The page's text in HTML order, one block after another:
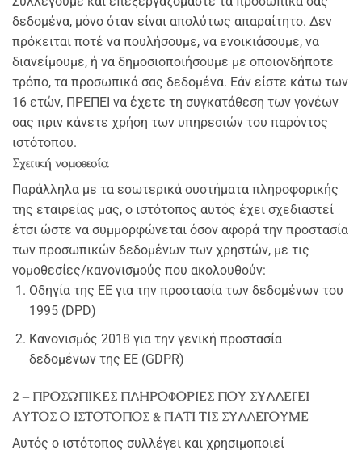
δεδομένα, μόνο όταν είναι απολύτως απαραίτητο. Δεν
πρόκειται ποτέ να πουλήσουμε, να ενοικιάσουμε, να
διανείμουμε, ή να δημοσιοποιήσουμε με οποιονδήποτε
τρόπο, τα προσωπικά σας δεδομένα. Εάν είστε κάτω των
16 ετών, ΠΡΕΠΕΙ να έχετε τη συγκατάθεση των γονέων
σας πριν κάνετε χρήση των υπηρεσιών του παρόντος
ιστότοπου.
Σχετική νομοθεσία
Παράλληλα με τα εσωτερικά συστήματα πληροφορικής
της εταιρείας μας, ο ιστότοπος αυτός έχει σχεδιαστεί
έτσι ώστε να συμμορφώνεται όσον αφορά την προστασία
των προσωπικών δεδομένων των χρηστών, με τις
νομοθεσίες/κανονισμούς που ακολουθούν:
Οδηγία της ΕΕ για την προστασία των δεδομένων του
1995 (DPD)
Κανονισμός 2018 για την γενική προστασία
δεδομένων της ΕΕ (GDPR)
2 – ΠΡΟΣΩΠΙΚΕΣ ΠΛΗΡΟΦΟΡΙΕΣ ΠΟΥ ΣΥΛΛΕΓΕΙ
ΑΥΤΟΣ Ο ΙΣΤΟΤΟΠΟΣ & ΓΙΑΤΙ ΤΙΣ ΣΥΛΛΕΓΟΥΜΕ
Αυτός ο ιστότοπος συλλέγει και χρησιμοποιεί